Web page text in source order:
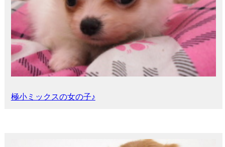
極小ミックスの女の子♪